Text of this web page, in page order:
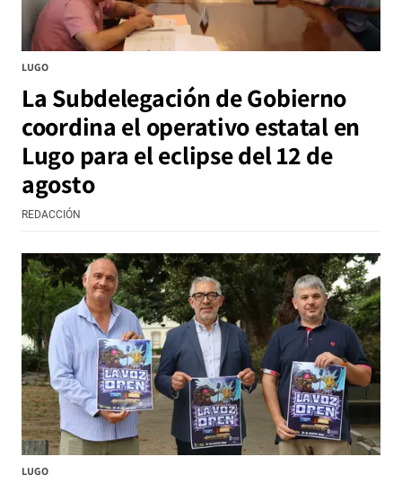
LUGO
La Subdelegación de Gobierno
coordina el operativo estatal en
Lugo para el eclipse del 12 de
agosto
REDACCIÓN
LUGO